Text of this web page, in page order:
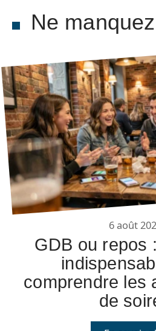
Ne
6 août
GDB ou repos
comprendre les
de